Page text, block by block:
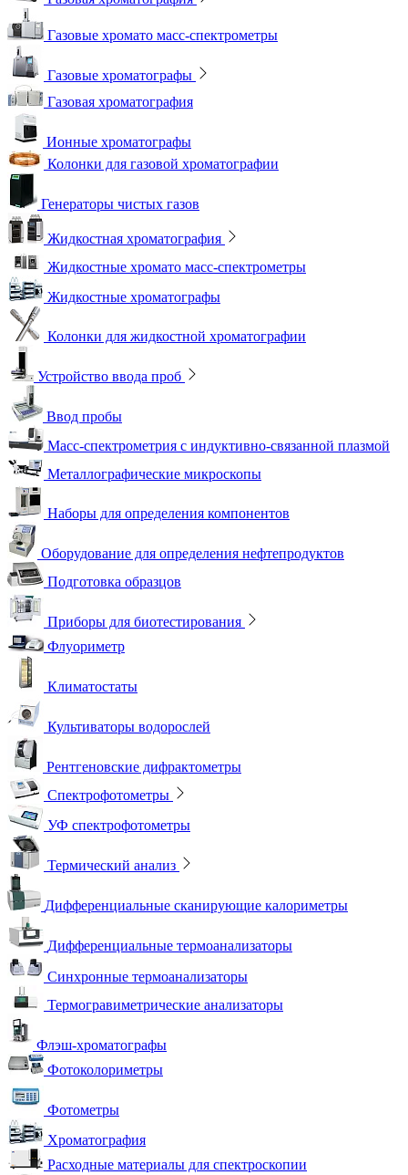
Газовые хромато масс-спектрометры
Газовые хроматографы
Газовая хроматография
Ионные хроматографы
Колонки для газовой хроматографии
Генераторы чистых газов
Жидкостная хроматография
Жидкостные хромато масс-спектрометры
Жидкостные хроматографы
Колонки для жидкостной хроматографии
Устройство ввода проб
Ввод пробы
Масс-спектрометрия с индуктивно-связанной плазмой
Металлографические микроскопы
Наборы для определения компонентов
Оборудование для определения нефтепродуктов
Подготовка образцов
Приборы для биотестирования
Флуориметр
Климатостаты
Культиваторы водорослей
Рентгеновские дифрактометры
Спектрофотометры
УФ спектрофотометры
Термический анализ
Дифференциальные сканирующие калориметры
Дифференциальные термоанализаторы
Синхронные термоанализаторы
Термогравиметрические анализаторы
Флэш-хроматографы
Фотоколориметры
Фотометры
Хроматография
Расходные материалы для спектроскопии